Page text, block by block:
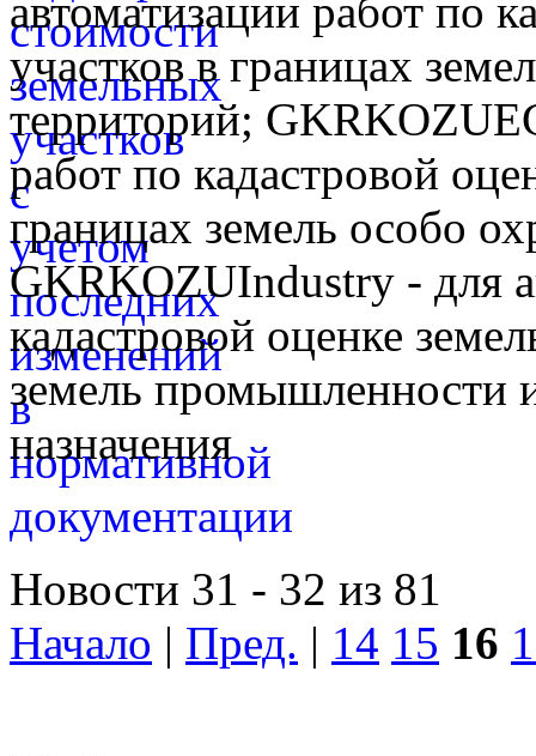
автоматизации работ по
участков в границах
территорий;
работ по кадастровой
границах земель особо
GKRKOZUIndustry - для
кадастровой оценке
земель промышленности
назначения
Новости 31 - 32 из 81
Начало | Пред. | 14 15 16